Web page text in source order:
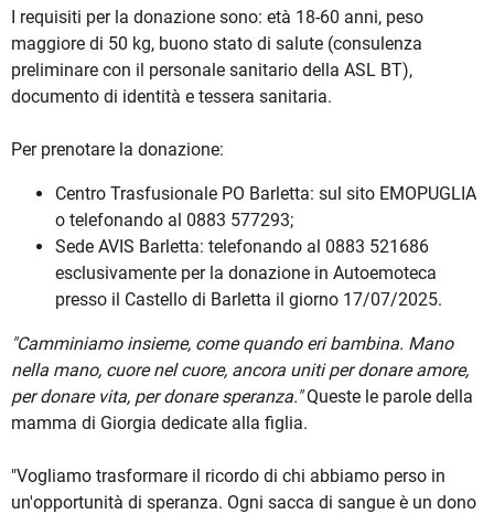
I requisiti per la donazione sono: età 18-60 anni, peso
maggiore di 50 kg, buono stato di salute (consulenza
preliminare con il personale sanitario della ASL BT),
documento di identità e tessera sanitaria.
Per prenotare la donazione:
Centro Trasfusionale PO Barletta: sul sito EMOPUGLIA
o telefonando al 0883 577293;
Sede AVIS Barletta: telefonando al 0883 521686
esclusivamente per la donazione in Autoemoteca
presso il Castello di Barletta il giorno 17/07/2025.
"Camminiamo insieme, come quando eri bambina. Mano
nella mano, cuore nel cuore, ancora uniti per donare amore,
per donare vita, per donare speranza."Queste le parole della
mamma di Giorgia dedicate alla figlia.
"Vogliamo trasformare il ricordo di chi abbiamo perso in
un'opportunità di speranza. Ogni sacca di sangue è un dono